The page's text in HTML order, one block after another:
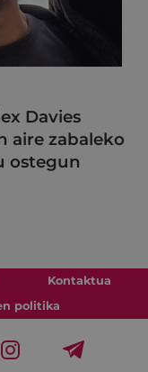
Davies
aire zabaleko
ostegun
Kontaktua
politika